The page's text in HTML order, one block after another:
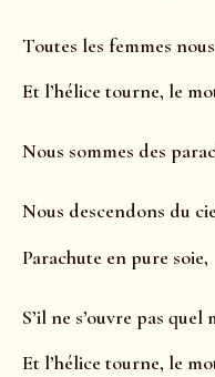
Toutes les femmes
Et l’hélice tourne, le
Nous sommes des
Nous descendons du
Parachute en pure soie,
S’il ne s’ouvre pas quel
Et l’hélice tourne, le